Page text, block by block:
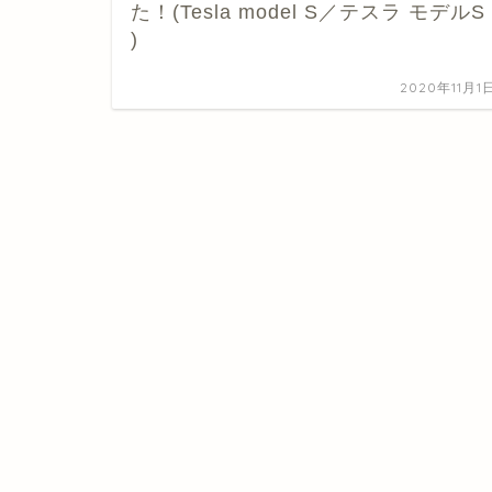
た！(Tesla model S／テスラ モデルS
)
2020年11月1